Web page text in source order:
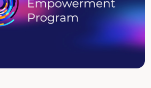
Young Ambassadors